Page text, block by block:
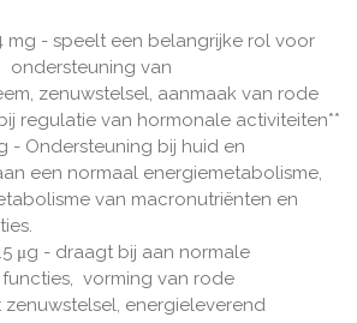
mg - speelt een belangrijke rol voor
ondersteuning van
zenuwstelsel, aanmaak van rode
regulatie van hormonale activiteiten**
- Ondersteuning bij huid en
een normaal energiemetabolisme,
van macronutriënten en
μg - draagt bij aan normale
vorming van rode
energieleverend